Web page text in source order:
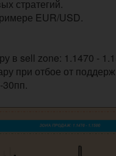
стратегий.
EUR/USD.
в sell zone: 1.1470 -
при отбое от
30пп.